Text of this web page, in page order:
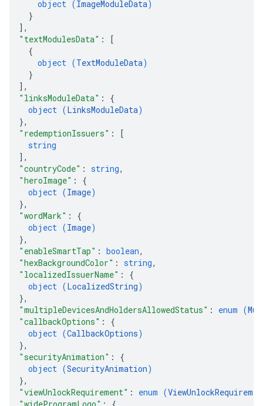
object (ImageModuleData)
}
] ,
"textModulesData" :
[
{
object (TextModuleData)
}
] ,
"linksModuleData" : {
object (LinksModuleData)
},
"redemptionIssuers" :
[
string
] ,
"countryCode" : string,
"heroImage" : {
object (Image)
},
"wordMark" : {
object (Image)
},
"enableSmartTap" : boolean,
"hexBackgroundColor" : string,
"localizedIssuerName" : {
object (LocalizedString)
},
"multipleDevicesAndHoldersAllowedStatus" : enum (
"callbackOptions" : {
object (CallbackOptions)
},
"securityAnimation" : {
object (SecurityAnimation)
},
"viewUnlockRequirement" : enum (